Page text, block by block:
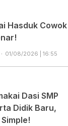
Hasduk Cowok
01/08/2026 | 16:55
Dasi SMP
Didik Baru,